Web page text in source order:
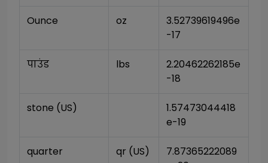
Ounce oz
3.52739619496e
-17
पाउंड lbs
2.20462262185e
-18
stone (US)
1.57473044418
e-19
quarter qr (US)
7.87365222089